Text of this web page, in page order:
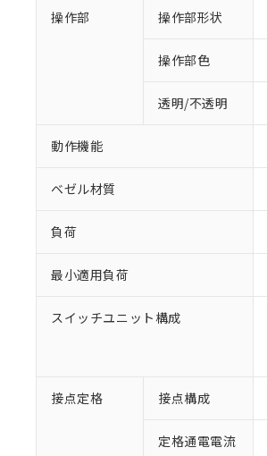
操作部 操作部形状
操作部色
透明/不透明
動作機能
ベゼル材質
負荷
最小適用負荷
スイッチユニット構成
接点定格 接点構成
定格通電電流